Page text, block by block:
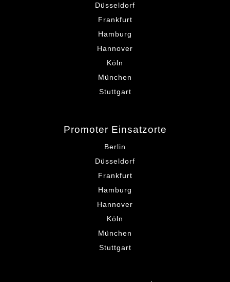
Düsseldorf
Frankfurt
Hamburg
Hannover
Köln
München
Stuttgart
Promoter Einsatzorte
Berlin
Düsseldorf
Frankfurt
Hamburg
Hannover
Köln
München
Stuttgart